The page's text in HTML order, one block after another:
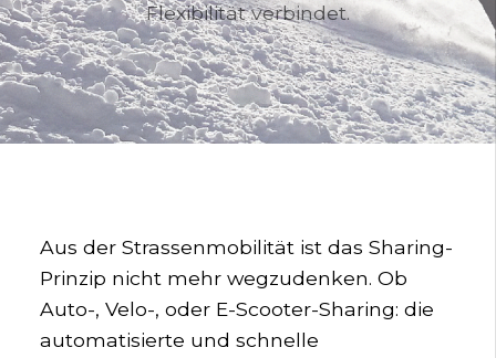
Flexibilität verbindet.
Aus der Strassenmobilität ist das Sharing-
Prinzip nicht mehr wegzudenken. Ob
Auto-, Velo-, oder E-Scooter-Sharing: die
automatisierte und schnelle